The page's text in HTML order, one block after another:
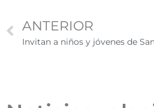
ANTERIOR